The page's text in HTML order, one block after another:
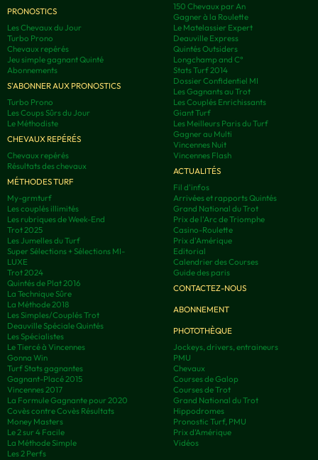
PRONOSTICS
Les Chevaux du Jour
Turbo Prono
Chevaux repérés
Jeu simple gagnant Quinté
Abonnements
S'ABONNER AUX PRONOSTICS
Turbo Prono
Les Coups Sûrs du Jour
Le Méthodiste
CHEVAUX REPÉRÉS
Chevaux repérés
Résultats des chevaux
MÉTHODES TURF
My-grmturf
Les couplés illimités
Les rubriques de Week-End
Trot 2025
Les Jumelles du Turf
Super Sélections + Sélections MI-
LUXE
Trot 2024
Quintés de Plat 2016
La Technique Sûre
La Méthode 2018
Les Simples/Couplés Trot
Deauville Spéciale Quintés
Les Spécialistes
Le Tiercé à Vincennes
Gonna Win
Turf Stats gagnantes
Gagnant-Placé 2015
Vincennes 2017
La Formule Gagnante pour 2020
Covès contre Covès Résultats
Money Masters
Le 2 sur 4 Facile
La Méthode Simple
Les 2 Perfs
150 Chevaux par An
Gagner à la Roulette
Le Matelassier Expert
Deauville Express
Quintés Outsiders
Longchamp and C°
Stats Turf 2014
Dossier Confidentiel MI
Les Gagnants au Trot
Les Couplés Enrichissants
Giant Turf
Les Meilleurs Paris du Turf
Gagner au Multi
Vincennes Nuit
Vincennes Flash
ACTUALITÉS
Fil d'infos
Arrivées et rapports Quintés
Grand National du Trot
Prix de l'Arc de Triomphe
Casino-Roulette
Prix d'Amérique
Editorial
Calendrier des Courses
Guide des paris
CONTACTEZ-NOUS
ABONNEMENT
PHOTOTHÈQUE
Jockeys, drivers, entraineurs
PMU
Chevaux
Courses de Galop
Courses de Trot
Grand National du Trot
Hippodromes
Pronostic Turf, PMU
Prix d’Amérique
Vidéos